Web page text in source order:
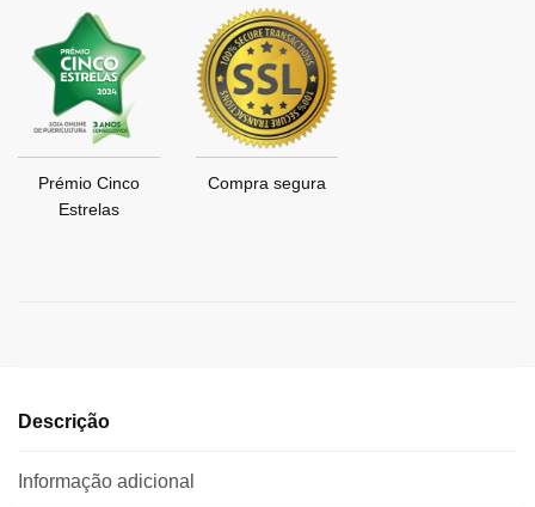
Prémio Cinco
Estrelas
Compra segura
Descrição
Informação adicional